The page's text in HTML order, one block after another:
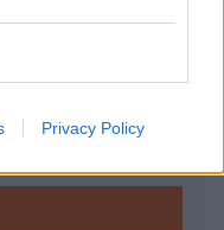
Privacy Policy
napon belüli